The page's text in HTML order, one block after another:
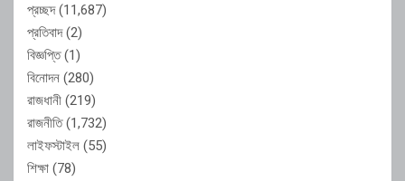
প্রচ্ছদ(11,687)
প্রতিবাদ(2)
বিজ্ঞপ্তি(1)
বিনোদন (280)
রাজধানী (219)
রাজনীতি(1,732)
লাইফস্টাইল (55)
শিক্ষা (78)